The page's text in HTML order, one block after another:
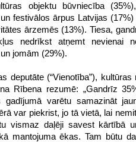
objektu būvniecība
festivālos ārpus Latvijas
ārzemēs (13%). Tiesa,
nedrīkst atņemt nevienai
jomām (29%).
deputāte (“Vienotība”), kultūras
Rībena rezumē: „Gandrīz
gadījumā varētu samazināt
var piekrist, jo tā vietā, lai
vismaz daļēji savest kārtībā
mantojuma ēkas. Tam būtu